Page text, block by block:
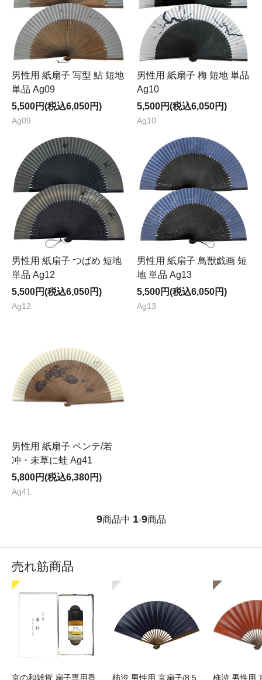
男性用 紙扇子 写型 鮎 短地
単品 Ag09
5,500円(税込6,050円)
Ag09
男性用 紙扇子 梅 短地 単品
Ag10
5,500円(税込6,050円)
Ag10
男性用 紙扇子 つばめ 短地
単品 Ag12
5,500円(税込6,050円)
Ag12
男性用 紙扇子 鳥獣戯画 短
地 単品 Ag13
5,500円(税込6,050円)
Ag13
男性用 紙扇子 ペンテ/若
冲・未草に蛙 Ag41
5,800円(税込6,380円)
Ag41
9商品中 1-9商品
売れ筋商品
京の和雑貨 扇子専用香
柿渋 男性用 京扇子/8.5
柿渋 男性用